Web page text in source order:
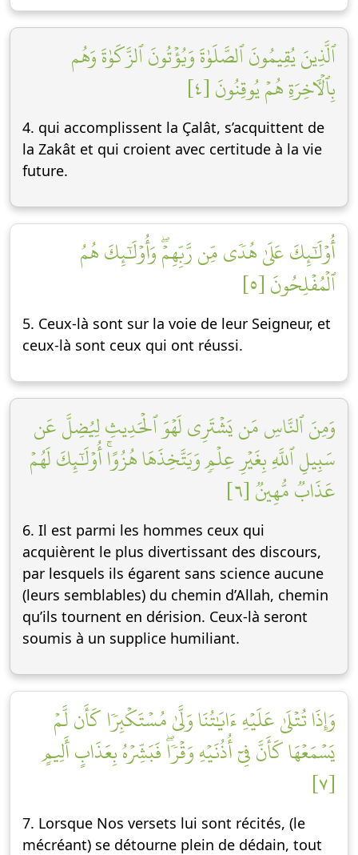
ٱلَّذِينَ يُقِيمُونَ ٱلصَّلَوٰةَ وَيُؤۡتُونَ ٱلزَّكَوٰةَ وَهُم
بِٱلۡأٓخِرَةِ هُمۡ يُوقِنُونَ [٤]
4. qui accomplissent la Çalât, s’acquittent de
la Zakât et qui croient avec certitude à la vie
future.
أُوْلَٰٓئِكَ عَلَىٰ هُدٗى مِّن رَّبِّهِمۡۖ وَأُوْلَٰٓئِكَ هُمُ
ٱلۡمُفۡلِحُونَ [٥]
5. Ceux-là sont sur la voie de leur Seigneur, et
ceux-là sont ceux qui ont réussi.
وَمِنَ ٱلنَّاسِ مَن يَشۡتَرِي لَهۡوَ ٱلۡحَدِيثِ لِيُضِلَّ عَن
سَبِيلِ ٱللَّهِ بِغَيۡرِ عِلۡمٖ وَيَتَّخِذَهَا هُزُوًاۚ أُوْلَٰٓئِكَ لَهُمۡ
عَذَابٞ مُّهِينٞ [٦]
6. Il est parmi les hommes ceux qui
acquièrent le plus divertissant des discours,
par lesquels ils égarent sans science aucune
(leurs semblables) du chemin d’Allah, chemin
qu’ils tournent en dérision. Ceux-là seront
soumis à un supplice humiliant.
وَإِذَا تُتۡلَىٰ عَلَيۡهِ ءَايَٰتُنَا وَلَّىٰ مُسۡتَكۡبِرٗا كَأَن لَّمۡ
يَسۡمَعۡهَا كَأَنَّ فِيٓ أُذُنَيۡهِ وَقۡرٗاۖ فَبَشِّرۡهُ بِعَذَابٍ أَلِيمٍ
[٧]
7. Lorsque Nos versets lui sont récités, (le
mécréant) se détourne plein de dédain, tout